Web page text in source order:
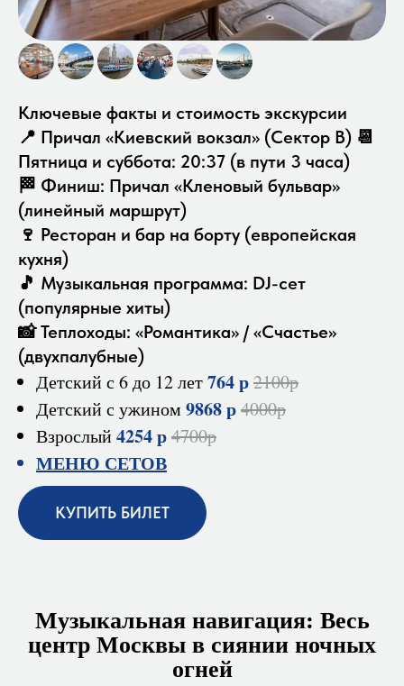
Ключевые факты и стоимость экскурсии
📍 Причал «Киевский вокзал» (Сектор В) 📆
Пятница и суббота: 20:37 (в пути 3 часа)
🏁 Финиш: Причал «Кленовый бульвар»
(линейный маршрут)
🍷 Ресторан и бар на борту (европейская
кухня)
🎵 Музыкальная программа: DJ-сет
(популярные хиты)
📸 Теплоходы: «Романтика» / «Счастье»
(двухпалубные)
Детский с 6 до 12 лет764 р2100р
Детский с ужином 9868 р4000р
Взрослый4254 р4700р
МЕНЮ СЕТОВ
КУПИТЬ БИЛЕТ
Музыкальная навигация: Весь
центр Москвы в сиянии ночных
огней